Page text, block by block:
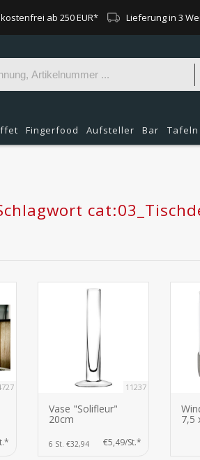
ab 250 EUR* Lieferung in 3
Fingerfood Aufsteller Bar Tafeln
11237
Vase "Solifleur"
20cm
6 St. €32,94 €5,49/St.*
7,5